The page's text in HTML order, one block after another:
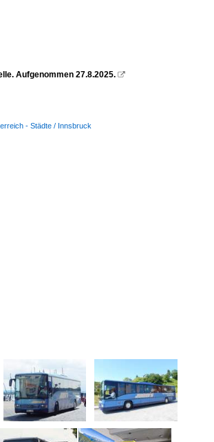
Aufgenommen 27.8.2025. 
- Städte / Innsbruck